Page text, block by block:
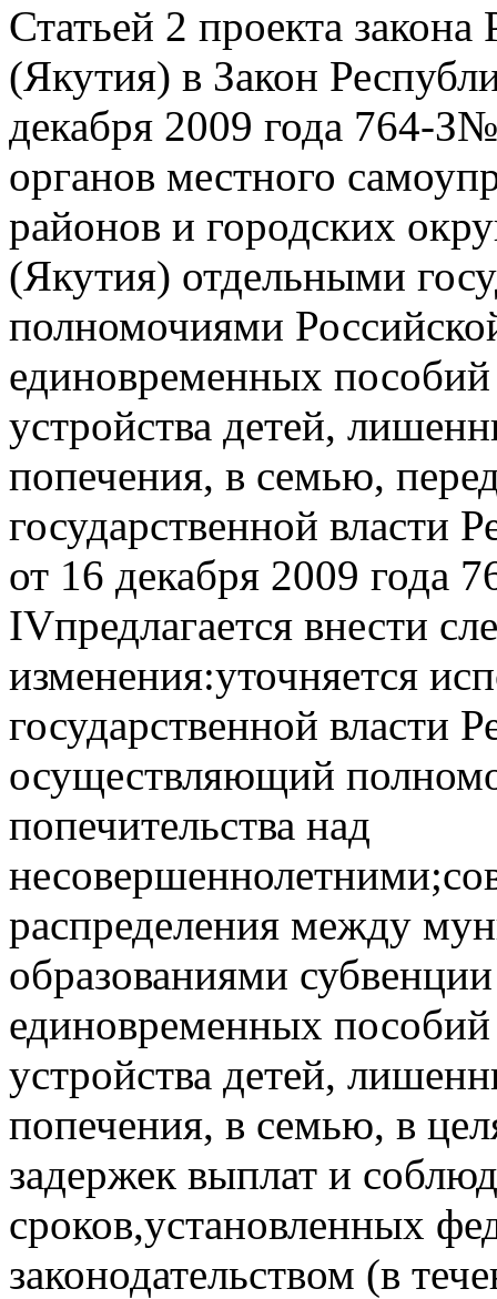
Статьей 2 проекта
(Якутия) в Закон
декабря 2009 года 764-
органов местного
районов и городских
(Якутия) отдельными
полномочиями
единовременных
устройства детей,
попечения, в семью,
государственной власти
от 16 декабря 2009 года
IVпредлагается внести
изменения:уточняется
государственной власти
осуществляющий
попечительства над
распределения между
образованиями
единовременных
устройства детей,
попечения, в семью, в
задержек выплат и
сроков,установленных
законодательством (в